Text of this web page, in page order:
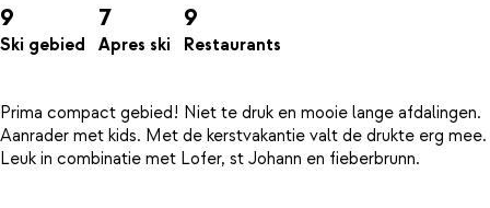
9
Ski gebied
7
Apres ski
9
Restaurants
Prima compact gebied! Niet te druk en mooie lange afdalingen.
Aanrader met kids. Met de kerstvakantie valt de drukte erg mee.